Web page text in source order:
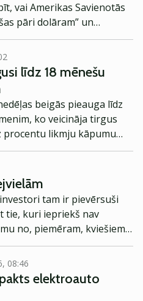
vai Amerikas Savienotās
pāri dolāram” un
rezerves valūtas statusu.
līdz 18 mēnešu
beigās pieauga līdz
ko veicināja tirgus
procentu likmju kāpumu
(ASV), ziņoReuters.
tam ir pievērsuši
tie, kuri iepriekš nav
no, piemēram, kviešiem
08:46
elektroauto